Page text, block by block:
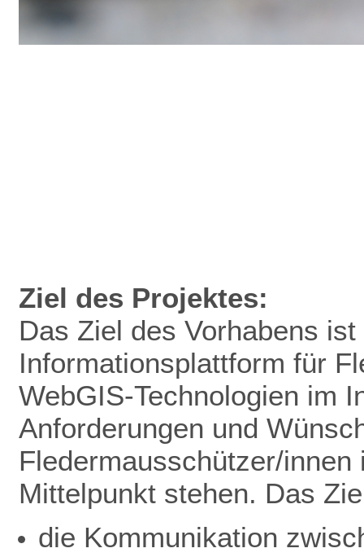
Ziel des Projektes:
Das Ziel des Vorhabens
Informationsplattform für
WebGIS-Technologien im
Anforderungen und
Fledermausschützer/
Mittelpunkt stehen. Das
die Kommunikation